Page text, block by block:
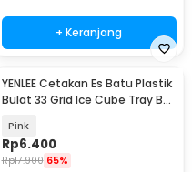
+ Keranjang
YENLEE Cetakan Es Batu Plastik
Bulat 33 Grid Ice Cube Tray BPA
Pink
Rp6.400
Rp17.900 65%